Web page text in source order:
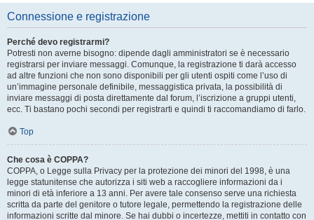
Connessione e registrazione
Perché devo registrarmi?
Potresti non averne bisogno: dipende dagli amministratori se è necessario
registrarsi per inviare messaggi. Comunque, la registrazione ti darà accesso
ad altre funzioni che non sono disponibili per gli utenti ospiti come l’uso di
un’immagine personale definibile, messaggistica privata, la possibilità di
inviare messaggi di posta direttamente dal forum, l’iscrizione a gruppi utenti,
ecc. Ti bastano pochi secondi per registrarti e quindi ti raccomandiamo di farlo.
Top
Che cosa è COPPA?
COPPA, o Legge sulla Privacy per la protezione dei minori del 1998, è una
legge statunitense che autorizza i siti web a raccogliere informazioni da i
minori di età inferiore a 13 anni. Per avere tale consenso serve una richiesta
scritta da parte del genitore o tutore legale, permettendo la registrazione delle
informazioni scritte dal minore. Se hai dubbi o incertezze, mettiti in contatto con